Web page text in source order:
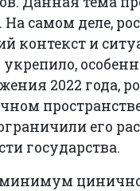
На самом деле,
контекст и
2022 года,
его
государства.
цинично